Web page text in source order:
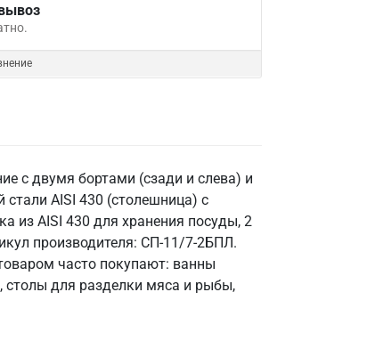
с двумя бортами (сзади и слева) и
AISI 430 (столешница) с
из AISI 430 для хранения посуды, 2
производителя: СП-11/7-2БПЛ.
часто покупают: ванны
столы для разделки мяса и рыбы,